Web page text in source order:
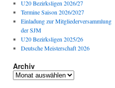
U20 Bezirksligen 2026/27
Termine Saison 2026/2027
Einladung zur Mitgliederversammlung
der SJM
U20 Bezirksligen 2025/26
Deutsche Meisterschaft 2026
Archiv
Archiv